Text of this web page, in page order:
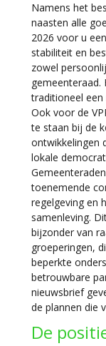
Namens het
naasten alle
2026 voor u
stabiliteit en
zowel
gemeenteraad.
traditioneel
Ook voor de
te staan bij de
ontwikkelingen
lokale
toenemende
regelgeving en
samenleving.
bijzonder van
groeperingen,
beperkte
betrouwbare
nieuwsbrief
de plannen die
De